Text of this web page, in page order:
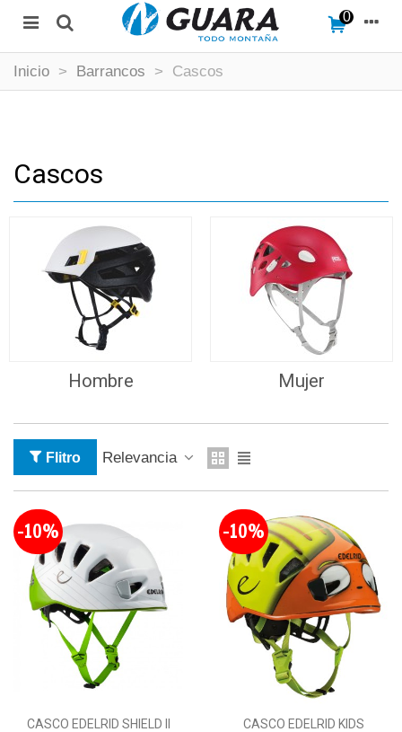
0
Inicio > Barrancos > Cascos
Cascos
Hombre Mujer
Flitro Relevancia
-10%
CASCO EDELRID SHIELD II
-10%
CASCO EDELRID KIDS